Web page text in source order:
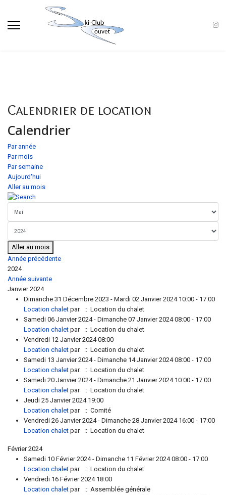
Calendrier de location
Calendrier
Par année
Par mois
Par semaine
Aujourd'hui
Aller au mois
Aller au mois
Année précédente
2024
Année suivante
Janvier 2024
Dimanche 31 Décembre 2023 - Mardi 02 Janvier 2024 10:00 - 17:00
Location chalet par
:: Location du chalet
Samedi 06 Janvier 2024 - Dimanche 07 Janvier 2024 08:00 - 17:00
Location chalet par
:: Location du chalet
Vendredi 12 Janvier 2024 08:00
Location chalet par
:: Location du chalet
Samedi 13 Janvier 2024 - Dimanche 14 Janvier 2024 08:00 - 17:00
Location chalet par
:: Location du chalet
Samedi 20 Janvier 2024 - Dimanche 21 Janvier 2024 10:00 - 17:00
Location chalet par
:: Location du chalet
Jeudi 25 Janvier 2024 19:00
Location chalet par
:: Comité
Vendredi 26 Janvier 2024 - Dimanche 28 Janvier 2024 16:00 - 17:00
Location chalet par :: Location du chalet
Février 2024
Samedi 10 Février 2024 - Dimanche 11 Février 2024 08:00 - 17:00
Location chalet par
:: Location du chalet
Vendredi 16 Février 2024 18:00
Location chalet par
:: Assemblée générale